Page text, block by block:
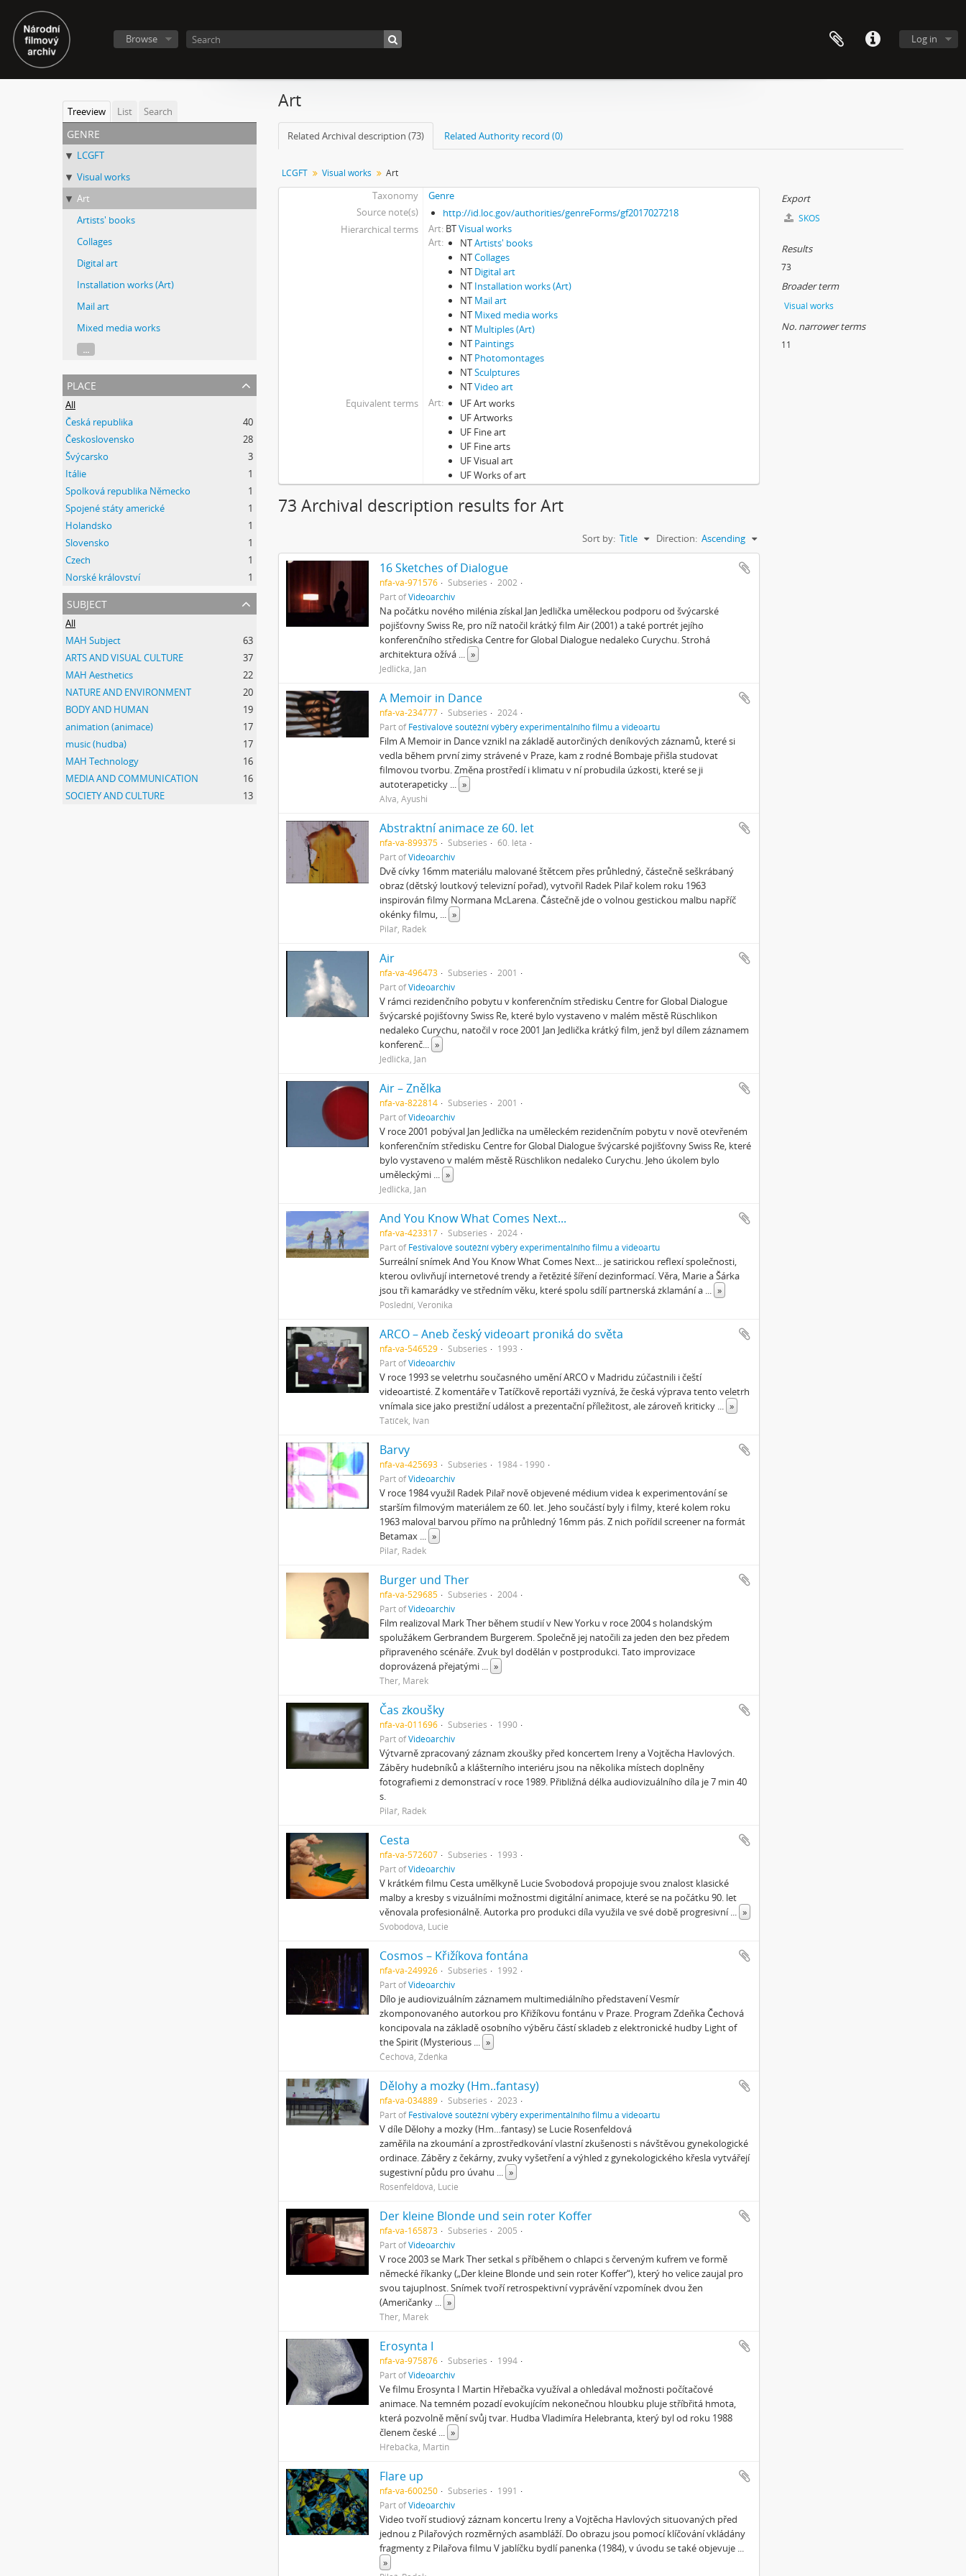
Log in
Browse
Treeview List Search
genre
LCGFT
Visual works
Art
Artists' books
Collages
Digital art
Installation works (Art)
Mail art
Mixed media works
...
place
All
Česká republika
40
Československo
28
Švýcarsko
3
Itálie
1
Spolková republika Německo
1
Spojené státy americké
1
Holandsko
1
Slovensko
1
Czech
1
Norské království
1
subject
All
MAH Subject
63
ARTS AND VISUAL CULTURE
37
MAH Aesthetics
22
NATURE AND ENVIRONMENT
20
BODY AND HUMAN
19
animation (animace)
17
music (hudba)
17
MAH Technology
16
MEDIA AND COMMUNICATION
16
SOCIETY AND CULTURE
13
Art
Related Archival description (73) Related Authority record (0)
LCGFT Visual works Art
Taxonomy
Genre
Source note(s)
http://id.loc.gov/authorities/genreForms/gf2017027218
Hierarchical terms
Art BTVisual works
Art
NTArtists' books
NTCollages
NT Digital art
NT Installation works (Art)
NT Mail art
NT Mixed media works
NT Multiples (Art)
NT Paintings
NT Photomontages
NTSculptures
NTVideo art
Equivalent terms
Art
UF Art works
UF Artworks
UF Fine art
UF Fine arts
UF Visual art
UF Works of art
73 Archival description results for Art
Sort by: Title Direction: Ascending
16 Sketches of Dialogue
nfa-va-971576 Subseries
2002
Part ofVideoarchiv
Na počátku nového milénia získal Jan Jedlička uměleckou podporu od švýcarské
pojišťovny Swiss Re, pro níž natočil krátký film Air (2001) a také portrét jejího
konferenčního střediska Centre for Global Dialogue nedaleko Curychu. Strohá
architektura ožívá ... »
Jedlička, Jan
A Memoir in Dance
nfa-va-234777 Subseries
2024
Part ofFestivalové soutěžní výběry experimentálního filmu a videoartu
Film A Memoir in Dance vznikl na základě autorčiných deníkových záznamů, které si
vedla během první zimy strávené v Praze, kam z rodné Bombaje přišla studovat
filmovou tvorbu. Změna prostředí i klimatu v ní probudila úzkosti, které se ji
autoterapeticky ... »
Alva, Ayushi
Abstraktní animace ze 60. let
nfa-va-899375 Subseries
60. léta
Part ofVideoarchiv
Dvě cívky 16mm materiálu malované štětcem přes průhledný, částečně seškrábaný
obraz (dětský loutkový televizní pořad), vytvořil Radek Pilař kolem roku 1963
inspirován filmy Normana McLarena. Částečně jde o volnou gestickou malbu napříč
okénky filmu, ... »
Pilař, Radek
Air
nfa-va-496473 Subseries
2001
Part ofVideoarchiv
V rámci rezidenčního pobytu v konferenčním středisku Centre for Global Dialogue
švýcarské pojišťovny Swiss Re, které bylo vystaveno v malém městě Rüschlikon
nedaleko Curychu, natočil v roce 2001 Jan Jedlička krátký film, jenž byl dílem záznamem
konferenč... »
Jedlička, Jan
Air – Znělka
nfa-va-822814 Subseries
2001
Part ofVideoarchiv
V roce 2001 pobýval Jan Jedlička na uměleckém rezidenčním pobytu v nově otevřeném
konferenčním středisku Centre for Global Dialogue švýcarské pojišťovny Swiss Re, které
bylo vystaveno v malém městě Rüschlikon nedaleko Curychu. Jeho úkolem bylo
uměleckými ... »
Jedlička, Jan
And You Know What Comes Next...
nfa-va-423317 Subseries
2024
Part ofFestivalové soutěžní výběry experimentálního filmu a videoartu
Surreální snímek And You Know What Comes Next... je satirickou reflexí společnosti,
kterou ovlivňují internetové trendy a řetězité šíření dezinformací. Věra, Marie a Šárka
jsou tři kamarádky ve středním věku, které spolu sdílí partnerská zklamání a ... »
Poslední, Veronika
ARCO – Aneb český videoart proniká do světa
nfa-va-546529 Subseries
1993
Part ofVideoarchiv
V roce 1993 se veletrhu současného umění ARCO v Madridu zúčastnili i čeští
videoartisté. Z komentáře v Tatíčkově reportáži vyznívá, že česká výprava tento veletrh
vnímala sice jako prestižní událost a prezentační příležitost, ale zároveň kriticky ... »
Tatíček, Ivan
Barvy
nfa-va-425693 Subseries
1984 - 1990
Part ofVideoarchiv
V roce 1984 využil Radek Pilař nově objevené médium videa k experimentování se
starším filmovým materiálem ze 60. let. Jeho součástí byly i filmy, které kolem roku
1963 maloval barvou přímo na průhledný 16mm pás. Z nich pořídil screener na formát
Betamax ... »
Pilař, Radek
Burger und Ther
nfa-va-529685 Subseries
2004
Part ofVideoarchiv
Film realizoval Mark Ther během studií v New Yorku v roce 2004 s holandským
spolužákem Gerbrandem Burgerem. Společně jej natočili za jeden den bez předem
připraveného scénáře. Zvuk byl dodělán v postprodukci. Tato improvizace
doprovázená přejatými ... »
Ther, Marek
Čas zkoušky
nfa-va-011696 Subseries
1990
Part ofVideoarchiv
Výtvarně zpracovaný záznam zkoušky před koncertem Ireny a Vojtěcha Havlových.
Záběry hudebníků a klášterního interiéru jsou na několika místech doplněny
fotografiemi z demonstrací v roce 1989. Přibližná délka audiovizuálního díla je 7 min 40
s.
Pilař, Radek
Cesta
nfa-va-572607 Subseries
1993
Part ofVideoarchiv
V krátkém filmu Cesta umělkyně Lucie Svobodová propojuje svou znalost klasické
malby a kresby s vizuálními možnostmi digitální animace, které se na počátku 90. let
věnovala profesionálně. Autorka pro produkci díla využila ve své době progresivní... »
Svobodová, Lucie
Cosmos – Křižíkova fontána
nfa-va-249926 Subseries
1992
Part ofVideoarchiv
Dílo je audiovizuálním záznamem multimediálního představení Vesmír
zkomponovaného autorkou pro Křižíkovu fontánu v Praze. Program Zdeňka Čechová
koncipovala na základě osobního výběru částí skladeb z elektronické hudby Light of
the Spirit (Mysterious ... »
Čechová, Zdeňka
Dělohy a mozky (Hm..fantasy)
nfa-va-034889 Subseries
2023
Part ofFestivalové soutěžní výběry experimentálního filmu a videoartu
V díle Dělohy a mozky (Hm…fantasy) se Lucie Rosenfeldová
zaměřila na zkoumání a zprostředkování vlastní zkušenosti s návštěvou gynekologické
ordinace. Záběry z čekárny, zvuky vyšetření a výhled z gynekologického křesla vytvářejí
sugestivní půdu pro úvahu ... »
Rosenfeldová, Lucie
Der kleine Blonde und sein roter Koffer
nfa-va-165873 Subseries
2005
Part ofVideoarchiv
V roce 2003 se Mark Ther setkal s příběhem o chlapci s červeným kufrem ve formě
německé říkanky („Der kleine Blonde und sein roter Koffer“), který ho velice zaujal pro
svou tajuplnost. Snímek tvoří retrospektivní vyprávění vzpomínek dvou žen
(Američanky ... »
Ther, Marek
Erosynta I
nfa-va-975876 Subseries
1994
Part ofVideoarchiv
Ve filmu Erosynta I Martin Hřebačka využíval a ohledával možnosti počítačové
animace. Na temném pozadí evokujícím nekonečnou hloubku pluje stříbřitá hmota,
která pozvolně mění svůj tvar. Hudba Vladimíra Helebranta, který byl od roku 1988
členem české ... »
Hřebačka, Martin
Flare up
nfa-va-600250 Subseries
1991
Part ofVideoarchiv
Video tvoří studiový záznam koncertu Ireny a Vojtěcha Havlových situovaných před
jednou z Pilařových rozměrných asambláží. Do obrazu jsou pomocí klíčování vkládány
fragmenty z Pilařova filmu V jablíčku bydlí panenka (1984), v úvodu se také objevuje ...
»
Export
SKOS
Results
73
Broader term
Visual works
No. narrower terms
11